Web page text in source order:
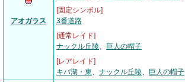
アオガラス
[固定シンボル]
3番道路
[通常レイド]
ナックル丘陵、
巨人の帽子
[レアレイド]
キバ湖・東、 ナックル丘陵、 巨人の帽子